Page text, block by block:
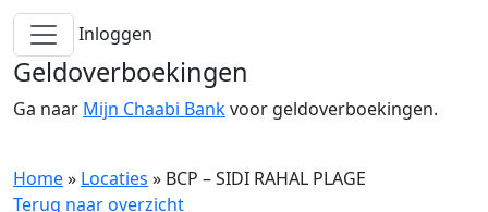
Inloggen
Geldoverboekingen
Ga naar Mijn Chaabi Bankvoor geldoverboekingen.
Home» Locaties » BCP – SIDI RAHAL PLAGE
Terug naar overzicht